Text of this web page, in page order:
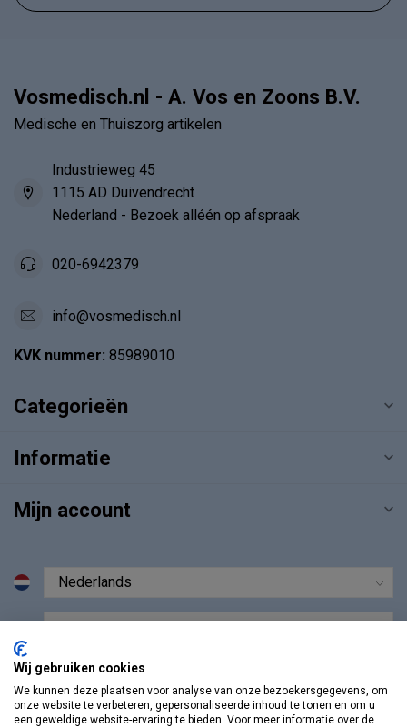
Vosmedisch.nl - A. Vos en Zoons B.V.
Medische en Thuiszorg artikelen
Industrieweg 45
1115 AD Duivendrecht
Nederland - Bezoek alléén op afspraak
020-6942379
info@vosmedisch.nl
KVK nummer: 85989010
Categorieën
Informatie
Mijn account
Wij gebruiken cookies
We kunnen deze plaatsen voor analyse van onze bezoekersgegevens, om
onze website te verbeteren, gepersonaliseerde inhoud te tonen en om u
een geweldige website-ervaring te bieden. Voor meer informatie over de